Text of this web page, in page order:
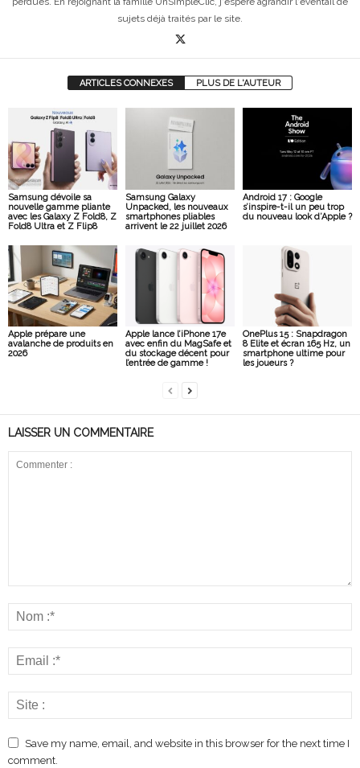
sujets déjà traités par le site.
ARTICLES CONNEXES PLUS DE L'AUTEUR
Samsung dévoile sa
nouvelle gamme pliante
avec les Galaxy Z Fold8, Z
Fold8 Ultra et Z Flip8
Samsung Galaxy
Unpacked, les nouveaux
smartphones pliables
arrivent le 22 juillet 2026
Android 17 : Google
s’inspire-t-il un peu trop
du nouveau look d’Apple ?
Apple prépare une
avalanche de produits en
2026
Apple lance l’iPhone 17e
avec enfin du MagSafe et
du stockage décent pour
l’entrée de gamme !
OnePlus 15 : Snapdragon
8 Elite et écran 165 Hz, un
smartphone ultime pour
les joueurs ?
LAISSER UN COMMENTAIRE
Save my name, email, and website in this browser for the next time I
comment.